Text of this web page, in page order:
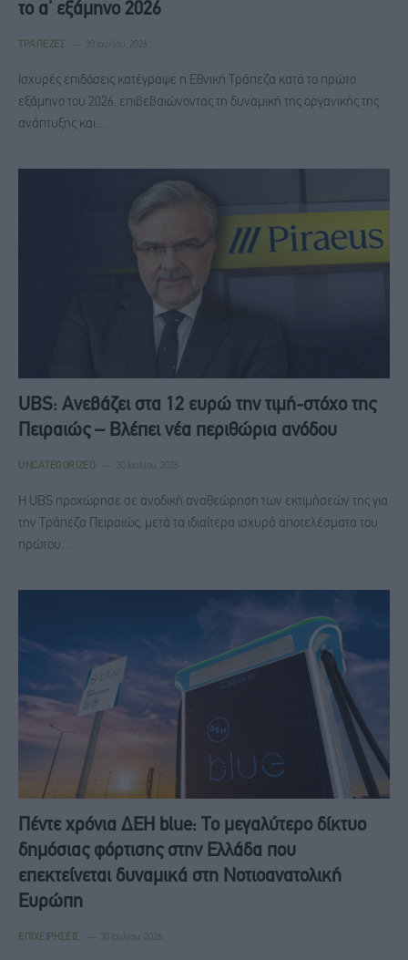
το α’ εξάμηνο 2026
ΤΡΆΠΕΖΕΣ 30 Ιουλίου, 2026
Ισχυρές επιδόσεις κατέγραψε η Εθνική Τράπεζα κατά το πρώτο
εξάμηνο του 2026, επιβεβαιώνοντας τη δυναμική της οργανικής της
ανάπτυξης και…
UBS: Ανεβάζει στα 12 ευρώ την τιμή-στόχο της
Πειραιώς – Βλέπει νέα περιθώρια ανόδου
UNCATEGORIZED 30 Ιουλίου, 2026
Η UBS προχώρησε σε ανοδική αναθεώρηση των εκτιμήσεών της για
την Τράπεζα Πειραιώς, μετά τα ιδιαίτερα ισχυρά αποτελέσματα του
πρώτου…
Πέντε χρόνια ΔΕΗ blue: Το μεγαλύτερο δίκτυο
δημόσιας φόρτισης στην Ελλάδα που
επεκτείνεται δυναμικά στη Νοτιοανατολική
Ευρώπη
ΕΠΙΧΕΙΡΉΣΕΙΣ 30 Ιουλίου, 2026